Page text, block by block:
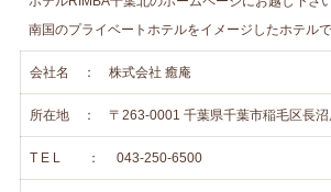
南国のプライベートホテルをイメージしたホテル
会社名 ： 株式会社 癒庵
所在地 ： 〒263-0001 千葉県千葉市稲毛区長沼
T E L ： 043-250-6500